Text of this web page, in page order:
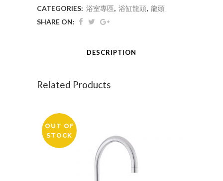
CATEGORIES: 浴室專區, 浴缸龍頭, 龍頭
SHARE ON:
DESCRIPTION
Related Products
OUT OF
STOCK